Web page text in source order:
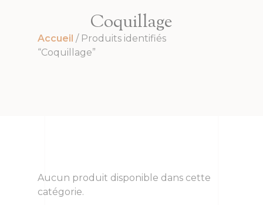
Coquillage
Accueil / Produits identifiés
“Coquillage”
Aucun produit disponible dans cette
catégorie.